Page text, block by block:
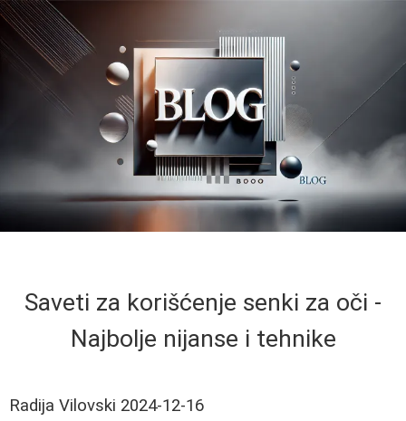
Saveti za korišćenje senki za oči -
Najbolje nijanse i tehnike
Radija Vilovski 2024-12-16